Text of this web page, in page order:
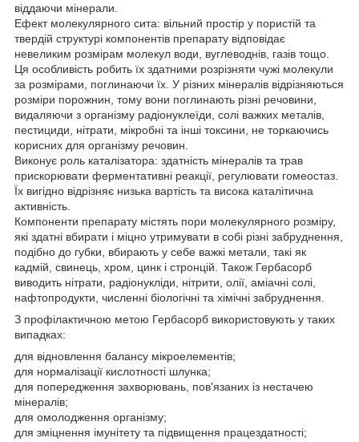
віддаючи мінерали.
Ефект молекулярного сита: вільний простір у пористій та
твердій структурі компонентів препарату відповідає
невеликим розмірам молекул води, вуглеводнів, газів тощо.
Ця особливість робить їх здатними розрізняти чужі молекули
за розмірами, поглинаючи їх. У різних мінералів відрізняються
розміри порожнин, тому вони поглинають різні речовини,
видаляючи з організму радіонуклеїди, солі важких металів,
пестициди, нітрати, мікробні та інші токсини, не торкаючись
корисних для організму речовин.
Виконує роль каталізатора: здатність мінералів та трав
прискорювати ферментативні реакції, регулювати гомеостаз.
Їх вигідно відрізняє низька вартість та висока каталітична
активність.
Компоненти препарату містять пори молекулярного розміру,
які здатні вбирати і міцно утримувати в собі різні забруднення,
подібно до губки, вбирають у себе важкі метали, такі як
кадмій, свинець, хром, цинк і стронцій. Також Гербасорб
виводить нітрати, радіонукліди, нітрити, олії, аміачні солі,
нафтопродукти, численні біологічні та хімічні забруднення.
З профілактичною метою Гербасорб використовують у таких
випадках:
для відновлення балансу мікроелементів;
для нормалізації кислотності шлунка;
для попередження захворювань, пов'язаних із нестачею
мінералів;
для омолодження організму;
для зміцнення імунітету та підвищення працездатності;